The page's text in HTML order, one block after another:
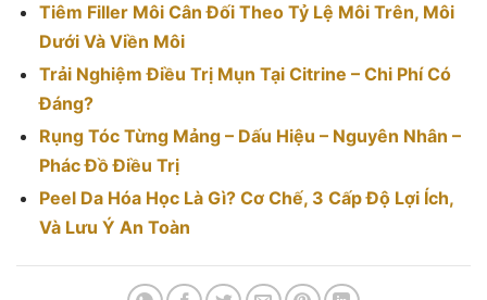
Tiêm Filler Môi Cân Đối Theo Tỷ Lệ Môi Trên, Môi
Dưới Và Viền Môi
Trải Nghiệm Điều Trị Mụn Tại Citrine – Chi Phí Có
Đáng?
Rụng Tóc Từng Mảng – Dấu Hiệu – Nguyên Nhân –
Phác Đồ Điều Trị
Peel Da Hóa Học Là Gì? Cơ Chế, 3 Cấp Độ Lợi Ích,
Và Lưu Ý An Toàn